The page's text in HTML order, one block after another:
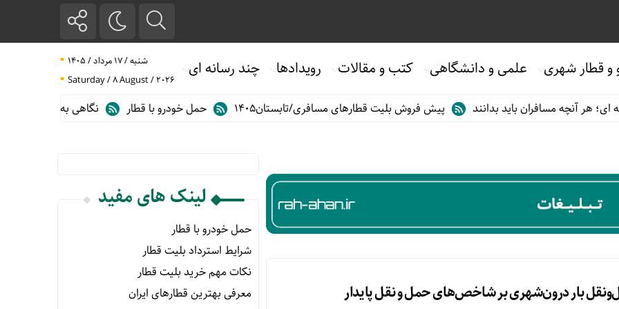
و قطار شهری علمی و دانشگاهی کتب و مقالات رویدادها چند رسانه ای
شنبه / ۱۷ مرداد / ۱۴۰۵
Saturday / 8 August / 2026
هر آنچه مسافران باید بدانند پیش فروش بلیت قطارهای مسافری/تابستان۱۴۰۵ حمل خودرو با قطار نگاهی به مهم ترین آمارهای
بار درون‌شهری بر شاخص‌های حمل و نقل پایدار
لینک های مفید
حمل خودرو با قطار
شرایط استرداد بلیت قطار
نکات مهم خرید بلیت قطار
معرفی بهترین قطارهای ایران